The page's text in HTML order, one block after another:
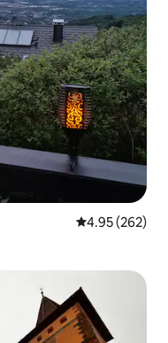
Calificación
4.95 (262)